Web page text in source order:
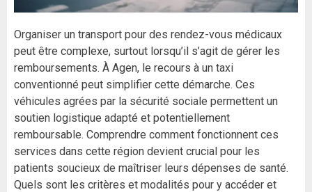
Organiser un transport pour des rendez-vous médicaux
peut être complexe, surtout lorsqu’il s’agit de gérer les
remboursements. À Agen, le recours à un taxi
conventionné peut simplifier cette démarche. Ces
véhicules agrées par la sécurité sociale permettent un
soutien logistique adapté et potentiellement
remboursable. Comprendre comment fonctionnent ces
services dans cette région devient crucial pour les
patients soucieux de maîtriser leurs dépenses de santé.
Quels sont les critères et modalités pour y accéder et